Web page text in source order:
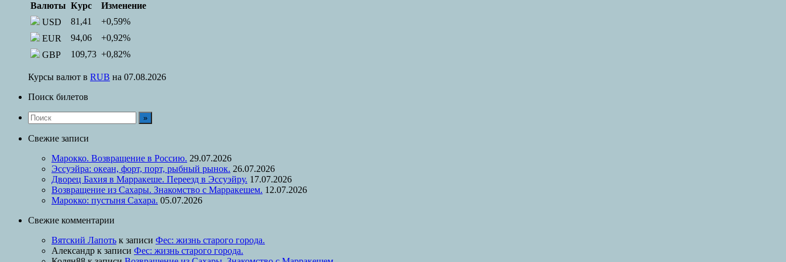
Валюты Курс
Изменение
USD
81,41 +0,59%
EUR
94,06 +0,92%
GBP
109,73 +0,82%
Курсы валют в RUB на 07.08.2026
Поиск билетов
Свежие записи
Марокко. Возвращение в Россию. 29.07.2026
Эссуэйра: океан, форт, порт, рыбный рынок. 26.07.2026
Дворец Бахия в Марракеше. Переезд в Эссуэйру. 17.07.2026
Возвращение из Сахары. Знакомство с Марракешем. 12.07.2026
Марокко: пустыня Сахара. 05.07.2026
Свежие комментарии
Вятский Лапоть к записи Фес: жизнь старого города.
Александр к записи Фес: жизнь старого города.